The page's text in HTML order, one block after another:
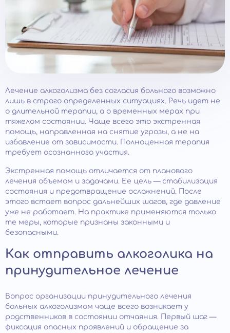
Лечение алкоголизма без согласия больного возможно
лишь в строго определенных ситуациях. Речь идет не
о длительной терапии, а о временных мерах при
тяжелом состоянии. Чаще всего это экстренная
помощь, направленная на снятие угрозы, а не на
избавление от зависимости. Полноценная терапия
требует осознанного участия.
Экстренная помощь отличается от планового
лечения объемом и задачами. Ее цель — стабилизация
состояния и предотвращение осложнений. После
этого встает вопрос дальнейших шагов, где давление
уже не работает. На практике применяются только
те меры, которые признаны законными и
безопасными.
Как отправить алкоголика на
принудительное лечение
Вопрос организации принудительного лечения
больных алкоголизмом чаще всего возникает у
родственников в состоянии отчаяния. Первый шаг —
фиксация опасных проявлений и обращение за